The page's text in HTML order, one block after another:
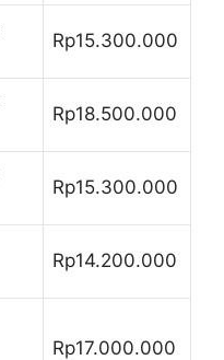
Rp15.300.000
Rp18.500.000
Rp15.300.000
Rp14.200.000
Rp17.000.000